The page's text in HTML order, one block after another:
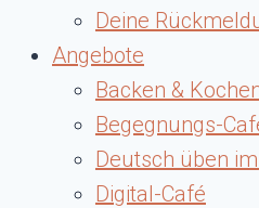
Deine
Angebote
Backen &
Begegnungs-
Deutsch üben
Digital-Café